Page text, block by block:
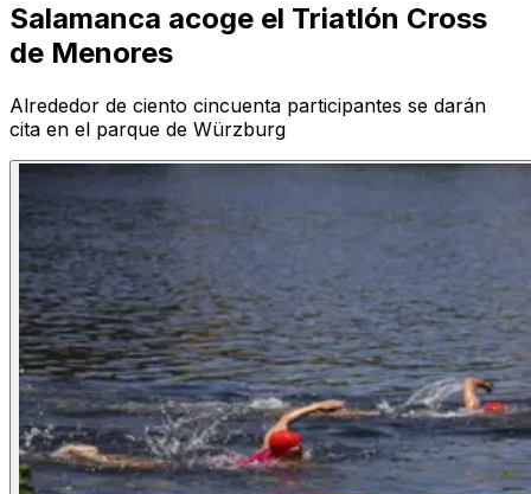
Salamanca acoge el Triatlón Cross
de Menores
Alrededor de ciento cincuenta participantes se darán
cita en el parque de Würzburg